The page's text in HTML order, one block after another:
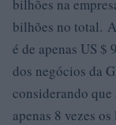
bilhões na
bilhões no total.
é de apenas US
dos negócios da
considerando
apenas 8 vezes